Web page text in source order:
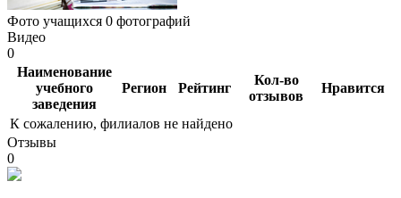
Фото учащихся 0 фотографий
Видео
0
Наименование
учебного
заведения
Регион Рейтинг
Кол-во
отзывов
Нравится
К сожалению, филиалов не найдено
Отзывы
0